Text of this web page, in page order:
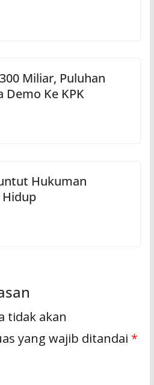
Miliar, Puluhan
Demo Ke KPK
Hukuman
Hidup
tidak akan
yang wajib ditandai *